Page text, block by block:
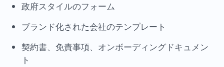
政府スタイルのフォーム
ブランド化された会社のテンプレート
契約書、免責事項、オンボーディングドキュメン
ト